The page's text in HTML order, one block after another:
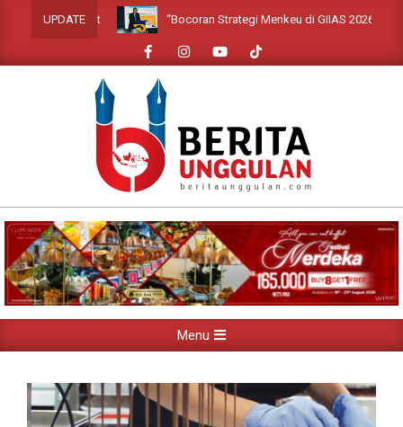
UPDATE “Bocoran Strategi Menkeu di GIIAS 2026: Siap
Navigation
Menu